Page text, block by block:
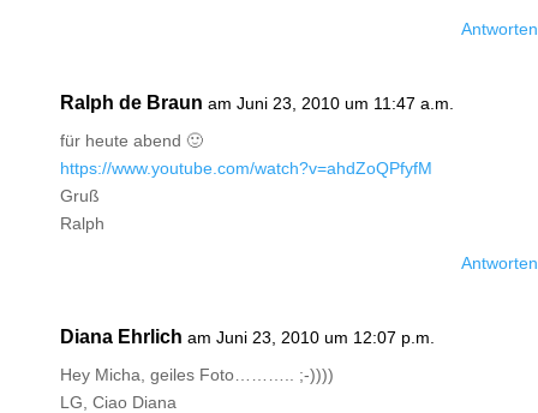
Antworten
Ralph de Braun am Juni 23, 2010 um 11:47 a.m.
für heute abend 🙂
https://www.youtube.com/watch?v=ahdZoQPfyfM
Gruß
Ralph
Antworten
Diana Ehrlich am Juni 23, 2010 um 12:07 p.m.
Hey Micha, geiles Foto……….. ;-))))
LG, Ciao Diana